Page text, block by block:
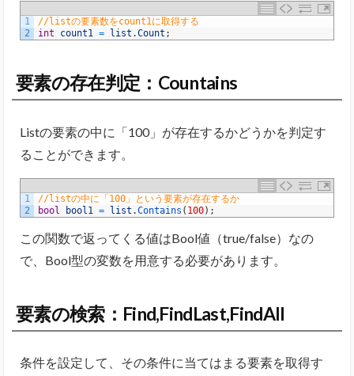
1
2
//listの要素数をcount1に取得する
int
count1 = list .Count ;
要素の存在判定：Countains
Listの要素の中に「100」が存在するかどうかを判定す
ることができます。
1
2
//listの中に「100」という要素が存在するか
bool
bool1 = list .Contains ( 100) ;
この関数で返ってくる値はBool値（true/false）なの
で、Bool型の変数を用意する必要があります。
要素の検索：Find,FindLast,FindAll
条件を設定して、その条件に当てはまる要素を取得す